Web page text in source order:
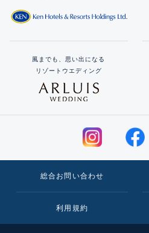
風までも、思い出になる
リゾートウエディング
総合お問い合わせ
利用規約